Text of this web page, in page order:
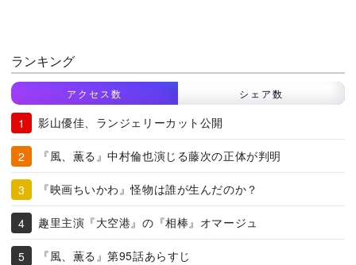
ランキング
アクセス数 シェア数
影山優佳、ランジェリーカット公開
『風、薫る』中村倫也演じる藤次の正体が判明
『映画ちいかわ』怪物は誰が生んだのか？
趣里主演『大空港』の『相棒』オマージュ
『風、薫る』第95話あらすじ